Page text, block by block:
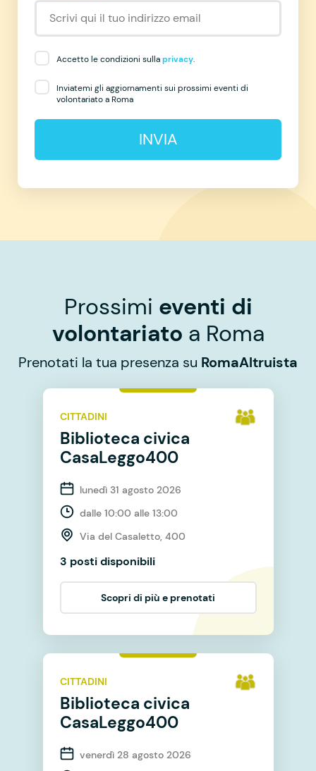
Accetto le condizioni sullaprivacy.
Inviatemi gli aggiornamenti sui prossimi eventi di
volontariato a Roma
INVIA
Prossimi eventi di
volontariato a Roma
Prenotati la tua presenza su RomaAltruista
CITTADINI
Biblioteca civica
CasaLeggo400
lunedì 31 agosto 2026
dalle 10:00 alle 13:00
Via del Casaletto, 400
3 posti disponibili
Scopri di più e prenotati
CITTADINI
Biblioteca civica
CasaLeggo400
venerdì 28 agosto 2026